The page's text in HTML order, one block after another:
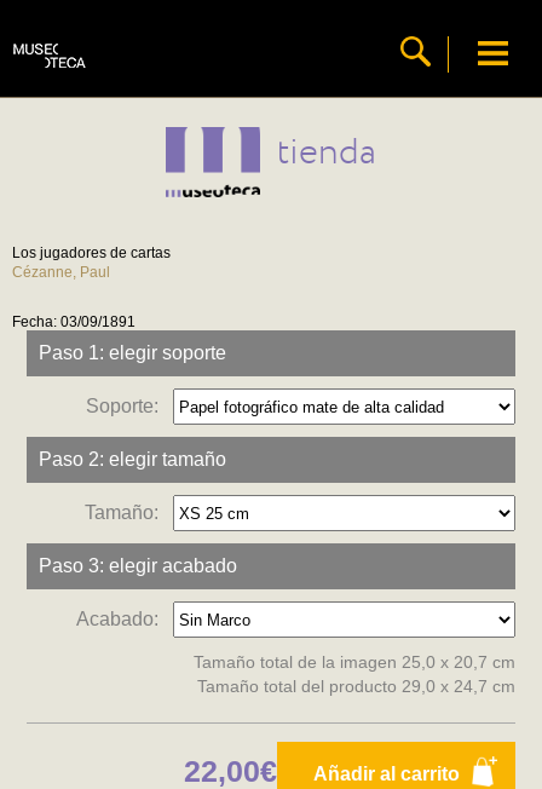
tienda
Los jugadores de cartas
Cézanne, Paul
Fecha: 03/09/1891
Paso 1: elegir soporte
Soporte:
Paso 2: elegir tamaño
Tamaño:
Paso 3: elegir acabado
Acabado:
Tamaño total de la imagen 25,0 x 20,7 cm
Tamaño total del producto 29,0 x 24,7 cm
Añadir al carrito
22,00€